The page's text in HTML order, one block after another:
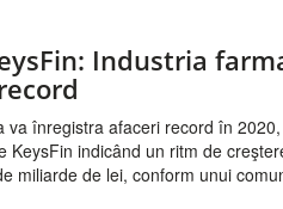
Industria
va înregistra afaceri record în
KeysFin indicând un ritm de
miliarde de lei, conform unui